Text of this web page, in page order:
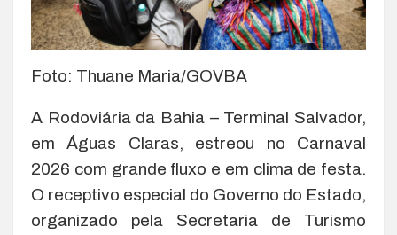
Foto: Thuane Maria/GOVBA
A Rodoviária da Bahia – Terminal Salvador,
em Águas Claras, estreou no Carnaval
2026 com grande fluxo e em clima de festa.
O receptivo especial do Governo do Estado,
organizado pela Secretaria de Turismo